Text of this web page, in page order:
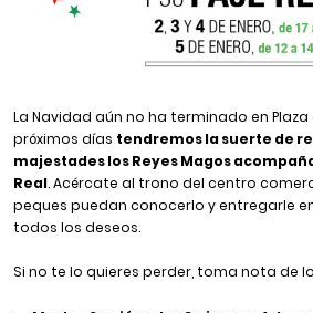
La Navidad aún no ha terminado en Plaza
próximos días tendremos la suerte de
majestades los Reyes Magos
Real. Acércate al trono del centro
peques puedan conocerlo y entregarle
todos los deseos.
Si no te lo quieres perder, toma nota de